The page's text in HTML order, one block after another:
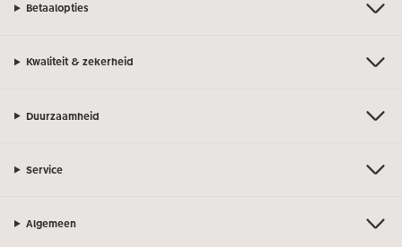
Betaalopties
Kwaliteit & zekerheid
Duurzaamheid
Service
Algemeen